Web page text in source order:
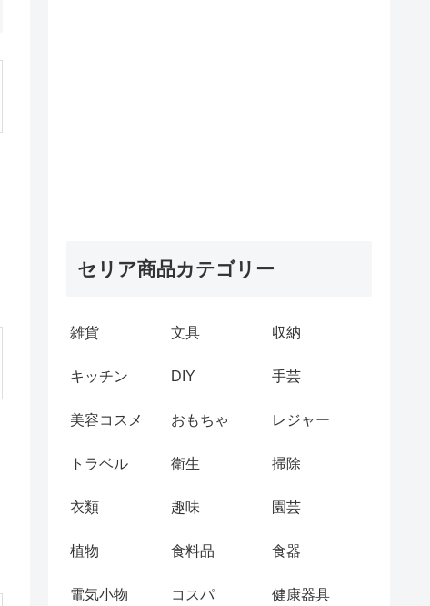
セリア商品カテゴリー
雑貨 文具 収納
キッチン DIY 手芸
美容コスメ おもちゃ レジャー
トラベル 衛生 掃除
衣類 趣味 園芸
植物 食料品 食器
電気小物 コスパ 健康器具